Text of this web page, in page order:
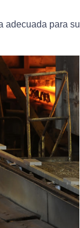
adecuada para su